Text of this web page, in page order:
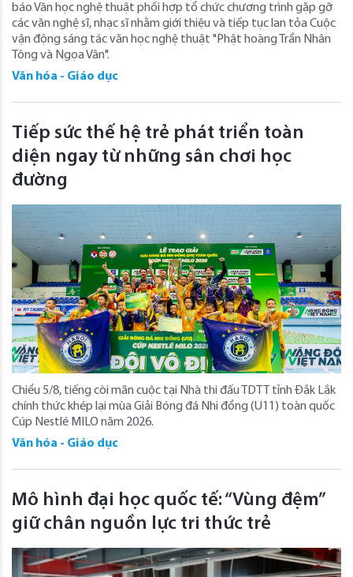
báo Văn học nghệ thuật phối hợp tổ chức chương trình gặp gỡ
các văn nghệ sĩ, nhạc sĩ nhằm giới thiệu và tiếp tục lan tỏa Cuộc
vận động sáng tác văn học nghệ thuật "Phật hoàng Trần Nhân
Tông và Ngọa Vân".
Văn hóa - Giáo dục
Tiếp sức thế hệ trẻ phát triển toàn
diện ngay từ những sân chơi học
đường
Chiều 5/8, tiếng còi mãn cuộc tại Nhà thi đấu TDTT tỉnh Đắk Lắk
chính thức khép lại mùa Giải Bóng đá Nhi đồng (U11) toàn quốc
Cúp Nestlé MILO năm 2026.
Văn hóa - Giáo dục
Mô hình đại học quốc tế: “Vùng đệm”
giữ chân nguồn lực tri thức trẻ